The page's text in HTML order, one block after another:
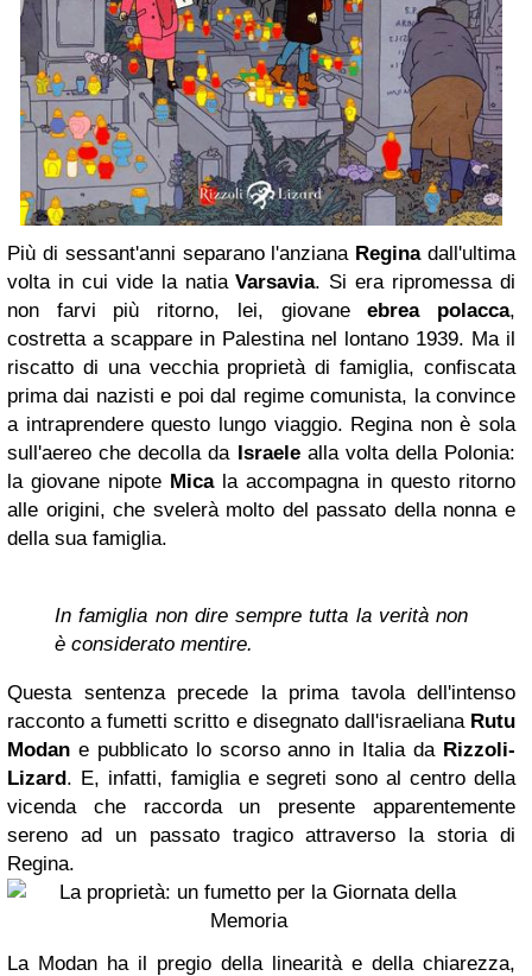
Più di sessant'anni separano l'anziana Reginadall'ultima
volta in cui vide la natiaVarsavia. Si era ripromessa di
non farvi più ritorno, lei, giovaneebrea polacca,
costretta a scappare in Palestina nel lontano 1939. Ma il
riscatto di una vecchia proprietà di famiglia, confiscata
prima dai nazisti e poi dal regime comunista, la convince
a intraprendere questo lungo viaggio. Regina non è sola
sull'aereo che decolla da Israelealla volta della Polonia:
la giovane nipote Mica la accompagna in questo ritorno
alle origini, che svelerà molto del passato della nonna e
della sua famiglia.
In famiglia non dire sempre tutta la verità non
è considerato mentire.
Questa sentenza precede la prima tavola dell'intenso
racconto a fumetti scritto e disegnato dall'israeliana Rutu
Modan e pubblicato lo scorso anno in Italia da Rizzoli-
Lizard. E, infatti, famiglia e segreti sono al centro della
vicenda che raccorda un presente apparentemente
sereno ad un passato tragico attraverso la storia di
Regina.
La Modan ha il pregio della linearità e della chiarezza,